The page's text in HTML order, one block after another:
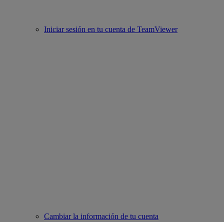
Iniciar sesión en tu cuenta de TeamViewer
Cambiar la información de tu cuenta